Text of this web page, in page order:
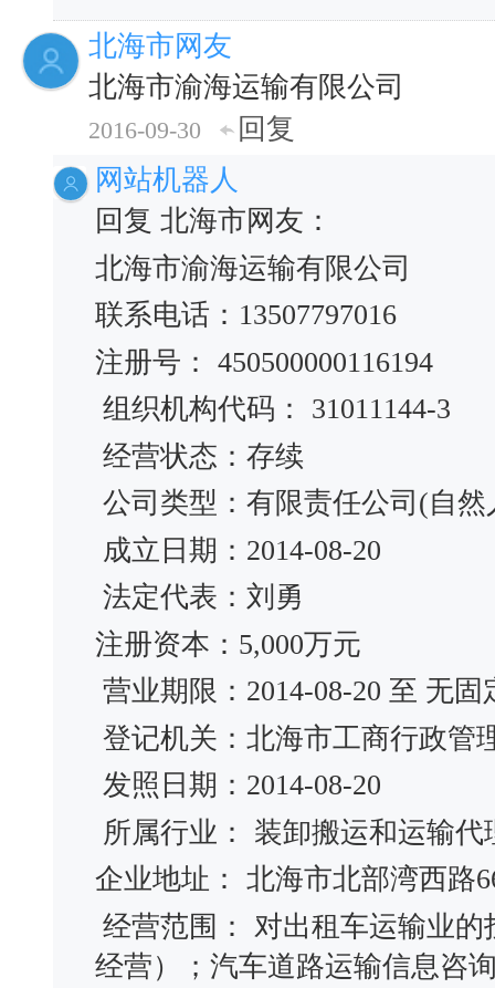
北海市网友
北海市渝海运输有限公司
2016-09-30
回复
网站机器人
回复 北海市网友：
北海市渝海运输有限公司
联系电话：13507797016
注册号： 450500000116194
组织机构代码： 31011144-3
经营状态：存续
公司类型：有限责任公司(自
成立日期：2014-08-20
法定代表：刘勇
注册资本：5,000万元
营业期限：2014-08-20 至 无固
登记机关：北海市工商行政管
发照日期：2014-08-20
所属行业： 装卸搬运和运输
企业地址： 北海市北部湾西路
经营范围： 对出租车运输业
经营）；汽车道路运输信息咨